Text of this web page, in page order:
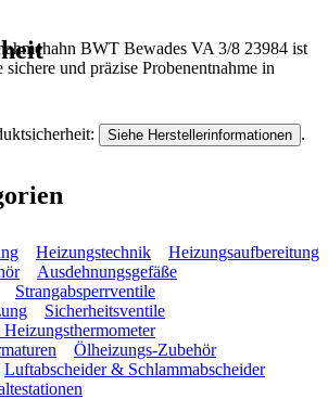
BWT Bewades VA 3/8 23984 ist
und präzise Probenentnahme in
Siehe Herstellerinformationen .
Heizungstechnik
Heizungsaufbereitung
Ausdehnungsgefäße
Strangabsperrventile
Sicherheitsventile
Ölheizungs-Zubehör
Luftabscheider & Schlammabscheider